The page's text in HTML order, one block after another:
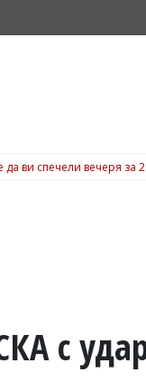
ви спечели вечеря за
с